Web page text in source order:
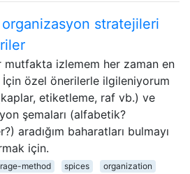
stratejileri
mutfakta izlemem her zaman en
özel önerilerle ilgileniyorum
etiketleme, raf vb.) ve
şemaları (alfabetik?
aradığım baharatları bulmayı
için.
method spices
organization